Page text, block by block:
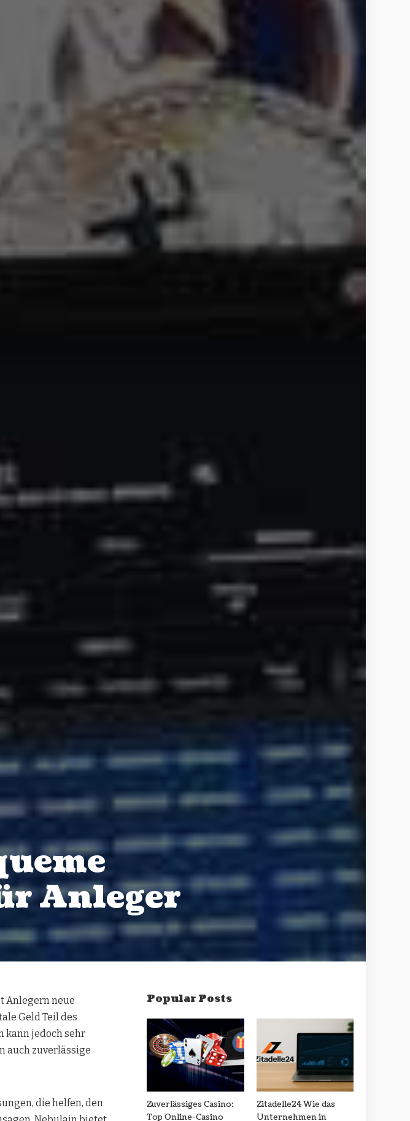
Anleger
Anlegern neue
Geld Teil des
kann jedoch sehr
auch zuverlässige
die helfen, den
Popular Posts
Zuverlässiges Casino:
Top Online-Casino
Zitadelle24 Wie das
Unternehmen in